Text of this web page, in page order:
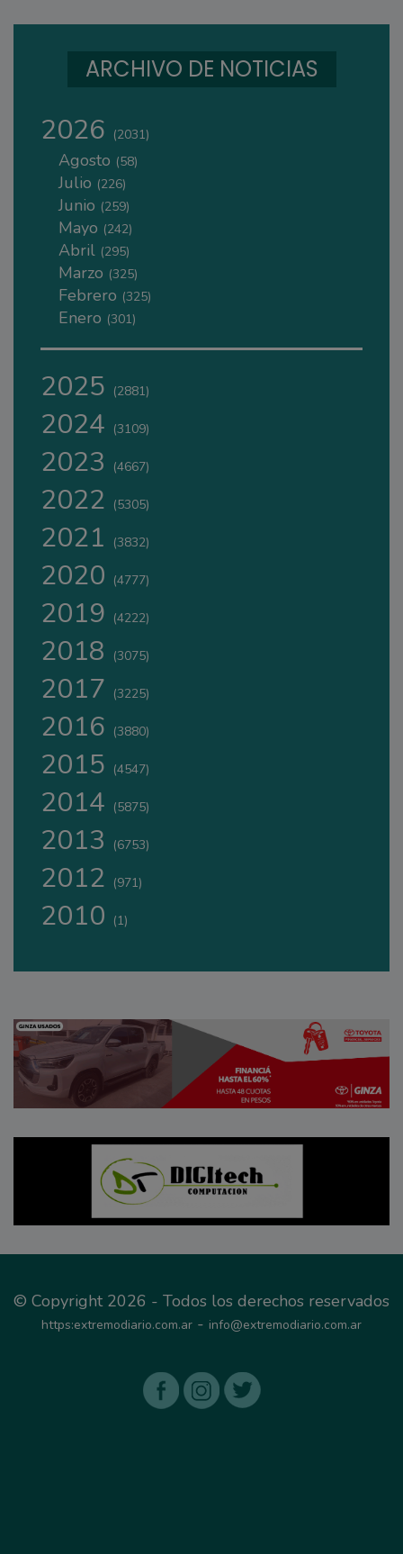
ARCHIVO DE NOTICIAS
2026 (2031)
Agosto (58)
Julio (226)
Junio (259)
Mayo (242)
Abril (295)
Marzo (325)
Febrero (325)
Enero (301)
2025 (2881)
2024 (3109)
2023 (4667)
2022 (5305)
2021 (3832)
2020 (4777)
2019 (4222)
2018 (3075)
2017 (3225)
2016 (3880)
2015 (4547)
2014 (5875)
2013 (6753)
2012 (971)
2010 (1)
© Copyright 2026 - Todos los derechos reservados
https:extremodiario.com.ar - info@extremodiario.com.ar